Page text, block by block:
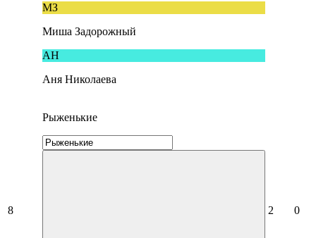
МЗ
Миша Задорожный
AН
Aня Николаева
8
Рыженькие
2 0